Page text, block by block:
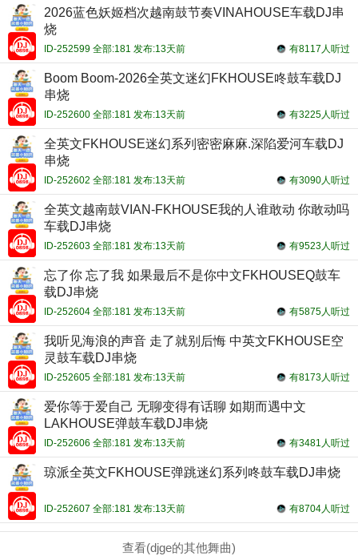
2026蓝色妖姬档次越南鼓节奏VINAHOUSE车载DJ串
烧
有8117人听过
ID-252599 全部:181 发布:13天前
Boom Boom-2026全英文迷幻FKHOUSE咚鼓车载DJ
串烧
有3225人听过
ID-252600 全部:181 发布:13天前
全英文FKHOUSE迷幻系列密密麻麻.深陷爱河车载DJ
串烧
有3090人听过
ID-252602 全部:181 发布:13天前
全英文越南鼓VIAN-FKHOUSE我的人谁敢动 你敢动吗
车载DJ串烧
有9523人听过
ID-252603 全部:181 发布:13天前
忘了你 忘了我 如果最后不是你中文FKHOUSEQ鼓车
载DJ串烧
有5875人听过
ID-252604 全部:181 发布:13天前
我听见海浪的声音 走了就别后悔 中英文FKHOUSE空
灵鼓车载DJ串烧
有8173人听过
ID-252605 全部:181 发布:13天前
爱你等于爱自己 无聊变得有话聊 如期而遇中文
LAKHOUSE弹鼓车载DJ串烧
有3481人听过
ID-252606 全部:181 发布:13天前
琼派全英文FKHOUSE弹跳迷幻系列咚鼓车载DJ串烧
有8704人听过
ID-252607 全部:181 发布:13天前
查看(djge的其他舞曲)